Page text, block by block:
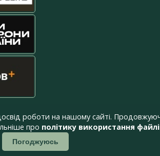
роботи на нашому сайті.
про політику використання
Погоджуюсь